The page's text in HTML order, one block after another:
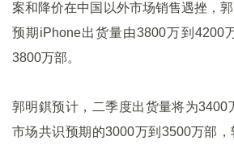
案和降价在中国以外市场销售遇挫，
预期iPhone出货量由3800万到4200
3800万部。
郭明錤预计，二季度出货量将为3400
市场共识预期的3000万到3500万部